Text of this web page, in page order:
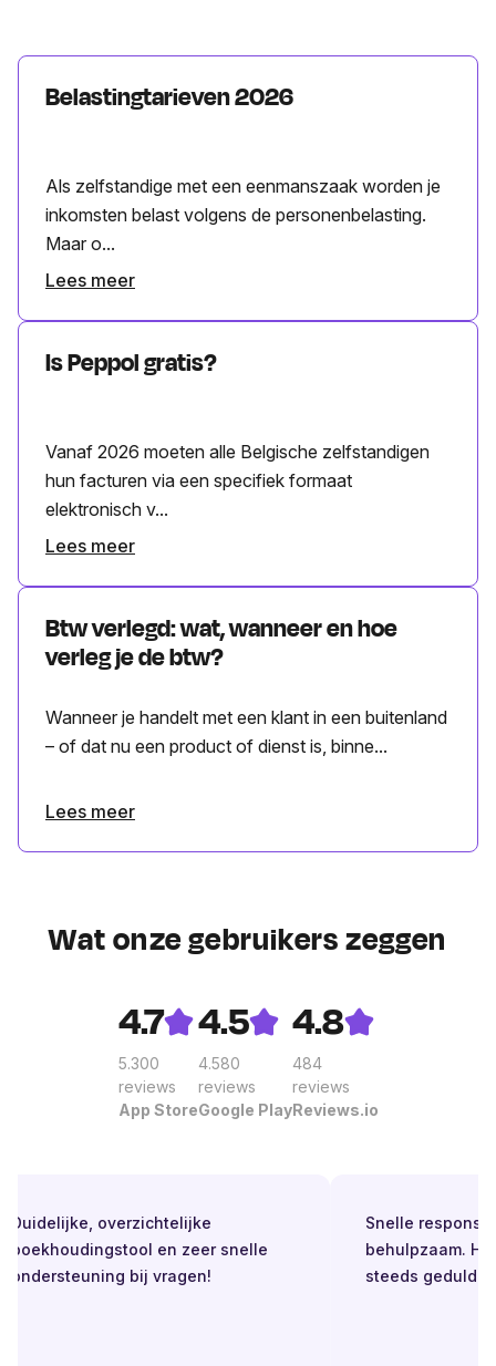
Belastingtarieven 2026
Als zelfstandige met een eenmanszaak worden je
inkomsten belast volgens de personenbelasting.
Maar o...
Lees meer
Is Peppol gratis?
Vanaf 2026 moeten alle Belgische zelfstandigen
hun facturen via een specifiek formaat
elektronisch v...
Lees meer
Btw verlegd: wat, wanneer en hoe
verleg je de btw?
Wanneer je handelt met een klant in een buitenland
– of dat nu een product of dienst is, binne...
Lees meer
Wat onze gebruikers zeggen
4.7
5.300
reviews
App Store
4.5
4.580
reviews
Google Play
4.8
484
reviews
Reviews.io
Duidelijke, overzichtelijke
boekhoudingstool en zeer snelle
ondersteuning bij vragen!
Snelle respons.
behulpzaam.
steeds geduldig.